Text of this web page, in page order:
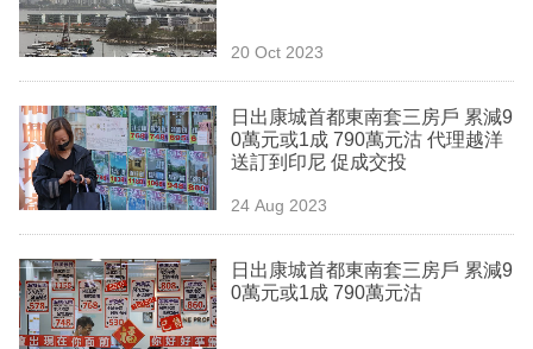
理
商
業
科
技
職
場
20 Oct 2023
日出康城首都東南套三房戶 累減9
0萬元或1成 790萬元沽 代理越洋
送訂到印尼 促成交投
24 Aug 2023
日出康城首都東南套三房戶 累減9
0萬元或1成 790萬元沽